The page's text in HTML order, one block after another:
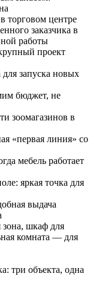
выдача
шкаф для
комната — для
три объекта, одна